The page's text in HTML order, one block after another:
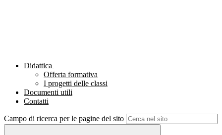
Didattica
Offerta formativa
I progetti delle classi
Documenti utili
Contatti
Campo di ricerca per le pagine del sito